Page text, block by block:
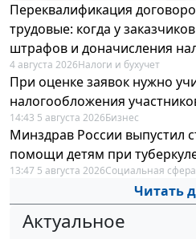
Переквалификация
трудовые: когда у
штрафов и доначисления
4 августа 2026Налоги и бухучет
При оценке заявок нужно
налогообложения
14:43 5 августа 2026Бизнес
Минздрав России выпустил
помощи детям при
13:47 5 августа 2026Социальная сфера
Читать
Актуальное